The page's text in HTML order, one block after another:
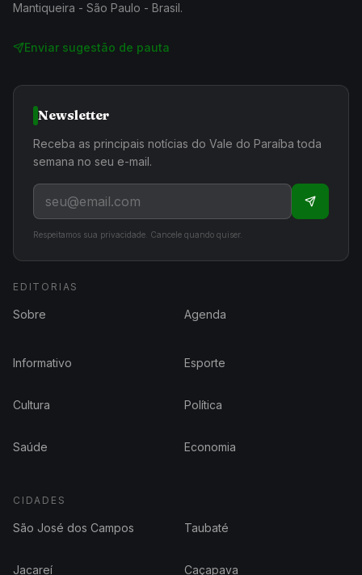
Mantiqueira - São Paulo - Brasil.
Enviar sugestão de pauta
Newsletter
Receba as principais notícias do Vale do Paraíba toda
semana no seu e-mail.
Respeitamos sua privacidade. Cancele quando quiser.
EDITORIAS
Sobre Agenda
Informativo Esporte
Cultura Política
Saúde Economia
CIDADES
São José dos Campos Taubaté
Jacareí Caçapava